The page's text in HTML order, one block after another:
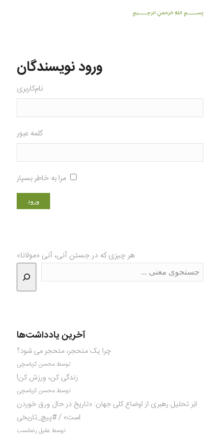
﷽
ورود نویسندگان
نام‌کاربری
کلمه عبور
مرا به خاطر بسپار
هر چیزی که در جستن آنی، آنی «مولانا»
آخرین یادداشت‌ها
چرا یک متحجر، متحجر می شود؟
توسط محسن کرباسچی
زندگی کن، ورزش کن!
توسط محسن کرباسچی
ابَر تحلیل رهبری از اوضاع کلی جهان: «تاریخ در حال ورق خوردن
است» / #پیچ_تاریخی
توسط عقیل رضانسب